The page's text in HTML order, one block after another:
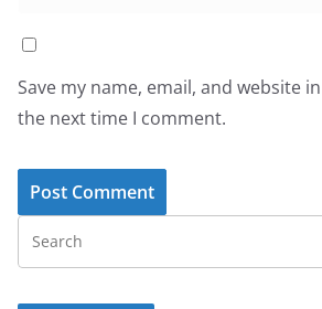
Save my name, email, and website
the next time I comment.